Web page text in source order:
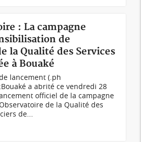
: La campagne
de
la Qualité des Services
à Bouaké
lancement (.ph
a abrité ce vendredi 28
officiel de la campagne
de la Qualité des
de...